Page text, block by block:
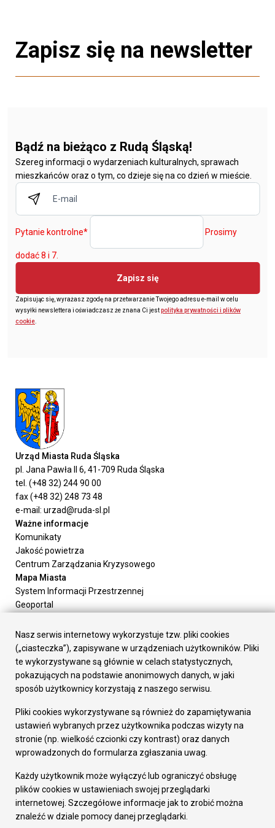
Zapisz się na newsletter
Bądź na bieżąco z Rudą Śląską!
Szereg informacji o wydarzeniach kulturalnych, sprawach
mieszkańców oraz o tym, co dzieje się na co dzień w mieście.
Pytanie kontrolne* Prosimy
dodać 8 i 7.
Zapisz się
Zapisując się, wyrażasz zgodę na przetwarzanie Twojego adresu e-mail w celu
wysyłki newslettera i oświadczasz że znana Ci jestpolityka prywatności i plików
cookie
Urząd Miasta Ruda Śląska
pl. Jana Pawła II 6, 41-709 Ruda Śląska
tel. (+48 32) 244 90 00
fax (+48 32) 248 73 48
e-mail: urzad@ruda-sl.pl
Ważne informacje
Komunikaty
Jakość powietrza
Centrum Zarządzania Kryzysowego
Mapa Miasta
System Informacji Przestrzennej
Geoportal
Załatw sprawę
Prezydent Miasta
Rada Miasta
Wydziały
Elektroniczna Skrzynka Podawcza
Gospodarka
Fundusze europejskie
Środki krajowe
Oferty inwestycyjne
Pozostałe
Deklaracja dostępności
Dane osobowe
Dodaj opinię o witrynie
Nasz serwis internetowy wykorzystuje tzw. pliki cookies
(„ciasteczka”), zapisywane w urządzeniach użytkowników. Pliki
te wykorzystywane są głównie w celach statystycznych,
pokazujących na podstawie anonimowych danych, w jaki
sposób użytkownicy korzystają z naszego serwisu.
Pliki cookies wykorzystywane są również do zapamiętywania
ustawień wybranych przez użytkownika podczas wizyty na
stronie (np. wielkość czcionki czy kontrast) oraz danych
wprowadzonych do formularza zgłaszania uwag.
Każdy użytkownik może wyłączyć lub ograniczyć obsługę
plików cookies w ustawieniach swojej przeglądarki
internetowej. Szczegółowe informacje jak to zrobić można
znaleźć w dziale pomocy danej przeglądarki.